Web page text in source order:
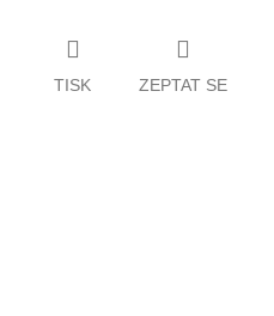
TISK ZEPTAT SE